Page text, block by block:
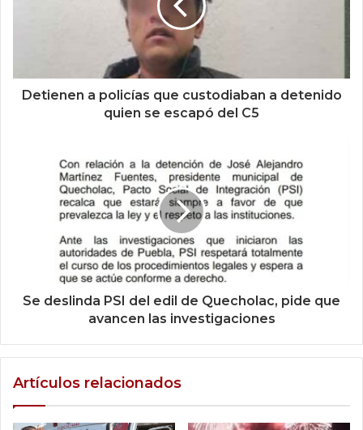
Detienen a policías que custodiaban a detenido
quien se escapó del C5
Se deslinda PSI del edil de Quecholac, pide que
avancen las investigaciones
Artículos relacionados